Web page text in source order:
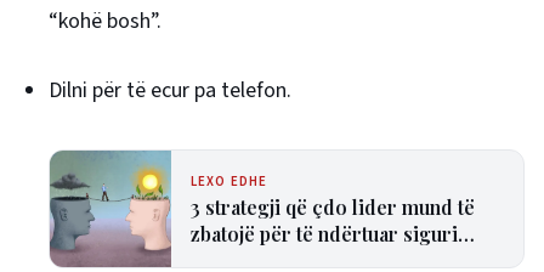
“kohë bosh”.
Dilni për të ecur pa telefon.
LEXO EDHE
3 strategji që çdo lider mund të
zbatojë për të ndërtuar siguri